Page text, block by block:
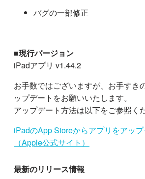
バグの一部修正
■現行バージョン
iPadアプリ v1.44.2
お手数ではございますが、お手すき
ップデートをお願いいたします。
アップデート方法は以下をご参照く
iPadのApp Storeからアプリをアッ
（Apple公式サイト）
最新のリリース情報